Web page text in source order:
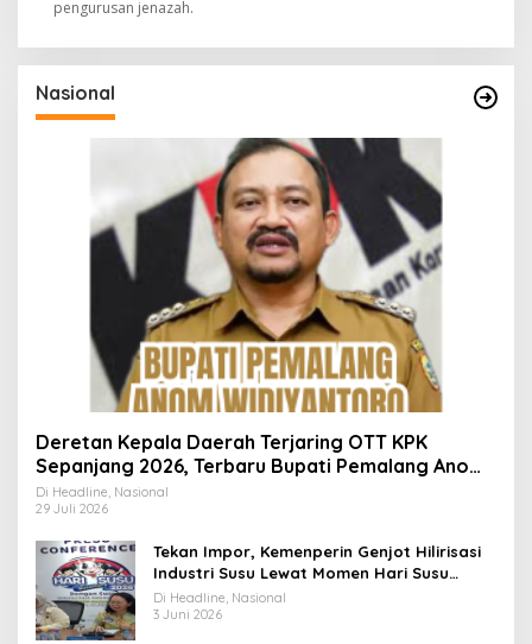
pengurusan jenazah.
Nasional
Deretan Kepala Daerah Terjaring OTT KPK
Sepanjang 2026, Terbaru Bupati Pemalang Anom
Widiyantoro
Di Headline, Nasional
29 Juli 2026
Tekan Impor, Kemenperin Genjot Hilirisasi
Industri Susu Lewat Momen Hari Susu
Nusantara 2026
Di Headline, Nasional
3 Juni 2026